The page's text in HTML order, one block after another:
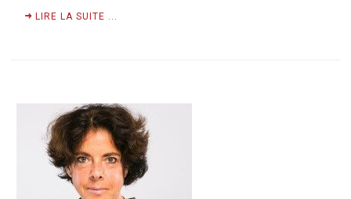
LIRE LA SUITE ...